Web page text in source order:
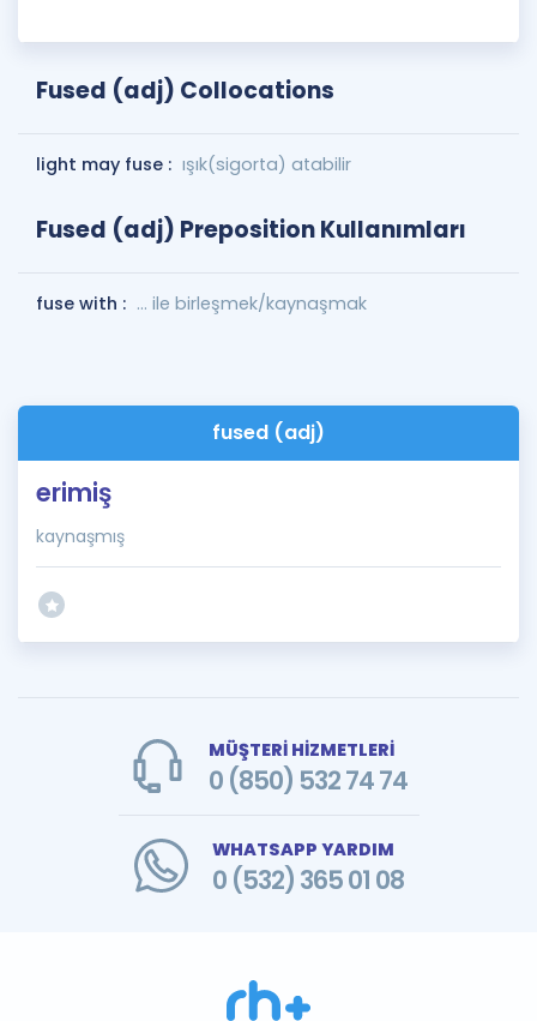
Fused (adj) Collocations
light may fuse : ışık(sigorta) atabilir
Fused (adj) Preposition Kullanımları
fuse with : … ile birleşmek/kaynaşmak
fused (adj)
erimiş
kaynaşmış
MÜŞTERİ HİZMETLERİ
0 (850) 532 74 74
WHATSAPP YARDIM
0 (532) 365 01 08